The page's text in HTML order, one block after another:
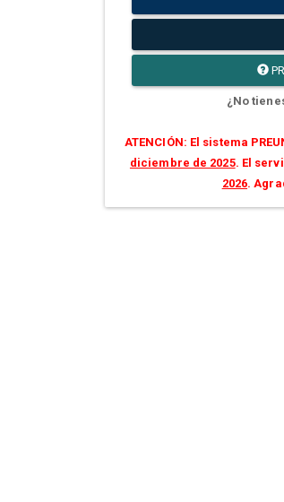
¿No
ATENCIÓN: El sistema
diciembre de 2025. El
2026.